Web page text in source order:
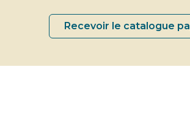
Recevoir le catalogue